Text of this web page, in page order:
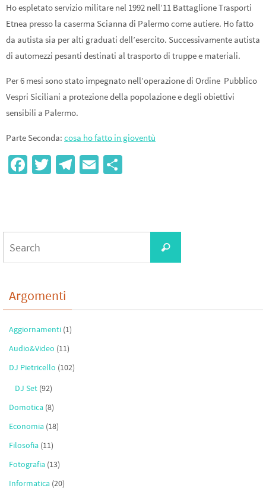
Ho espletato servizio militare nel 1992 nell’11 Battaglione Trasporti
Etnea presso la caserma Scianna di Palermo come autiere. Ho fatto
da autista sia per alti graduati dell’esercito. Successivamente autista
di automezzi pesanti destinati al trasporto di truppe e materiali.
Per 6 mesi sono stato impegnato nell’operazione di Ordine Pubblico
Vespri Siciliani a protezione della popolazione e degli obiettivi
sensibili a Palermo.
Parte Seconda: cosa ho fatto in gioventù
Fa
o
T
Te E
Search
Argomenti
Aggiornamenti (1)
Audio&Video (11)
DJ Pietricello (102)
DJ Set (92)
Domotica (8)
Economia (18)
Filosofia (11)
Fotografia (13)
Informatica (20)